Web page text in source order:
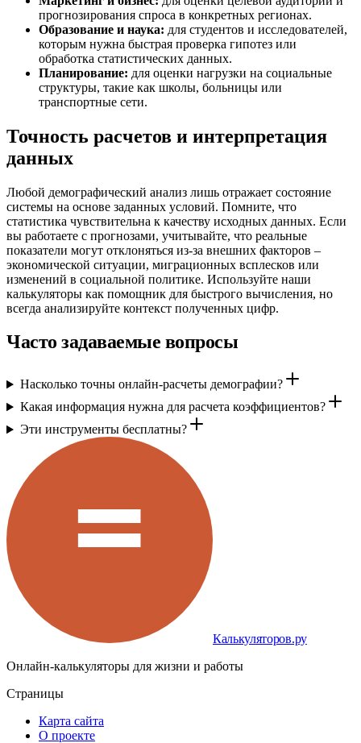
прогнозирования спроса в конкретных регионах.
Образование и наука: для студентов и исследователей,
которым нужна быстрая проверка гипотез или
обработка статистических данных.
Планирование: для оценки нагрузки на социальные
структуры, такие как школы, больницы или
транспортные сети.
Точность расчетов и интерпретация
данных
Любой демографический анализ лишь отражает состояние
системы на основе заданных условий. Помните, что
статистика чувствительна к качеству исходных данных. Если
вы работаете с прогнозами, учитывайте, что реальные
показатели могут отклоняться из-за внешних факторов –
экономической ситуации, миграционных всплесков или
изменений в социальной политике. Используйте наши
калькуляторы как помощник для быстрого вычисления, но
всегда анализируйте контекст полученных цифр.
Часто задаваемые вопросы
Насколько точны онлайн-расчеты демографии?
Какая информация нужна для расчета коэффициентов?
Эти инструменты бесплатны?
Калькуляторов.ру
Онлайн-калькуляторы для жизни и работы
Страницы
Карта сайта
О проекте